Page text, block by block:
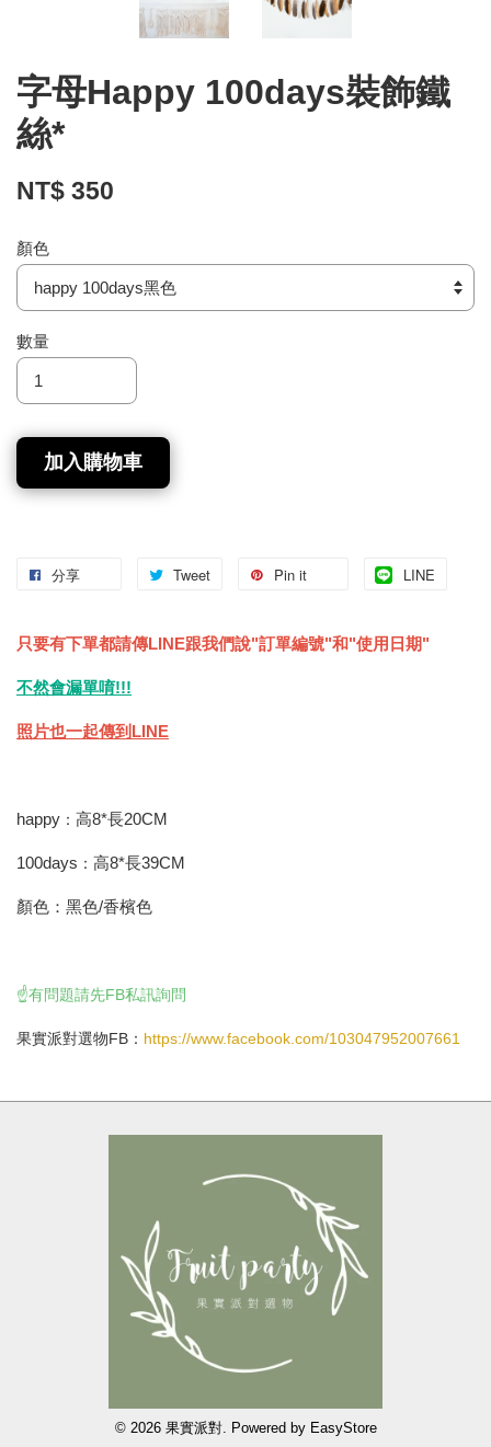
字母Happy 100days裝飾鐵
絲*
NT$ 350
顏色
數量
加入購物車
分享 Tweet Pin it LINE
只要有下單都請傳LINE跟我們說"訂單編號"和"使用日期"
不然會漏單唷!!!
照片也一起傳到LINE
happy ： 高8*長20CM
100days ： 高8*長39CM
顏色：黑色/香檳色
☝️有問題請先FB私訊詢問
果實派對選物FB： https://www.facebook.com/103047952007661
© 2026 果實派對. Powered by EasyStore